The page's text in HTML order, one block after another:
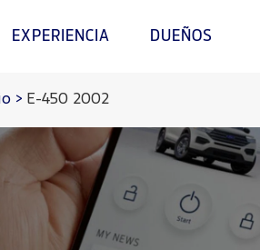
EXPERIENCIA DUEÑOS
> E-450 2002